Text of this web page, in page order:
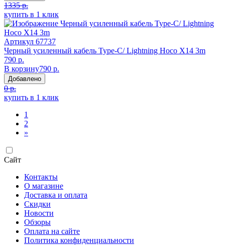
1335 р.
купить в 1 клик
Артикул 67737
Черный усиленный кабель Type-C/ Lightning Hoco X14 3m
790 р.
В корзину790 р.
Добавлено
0 р.
купить в 1 клик
1
2
»
Сайт
Контакты
О магазине
Доставка и оплата
Скидки
Новости
Обзоры
Оплата на сайте
Политика конфиденциальности